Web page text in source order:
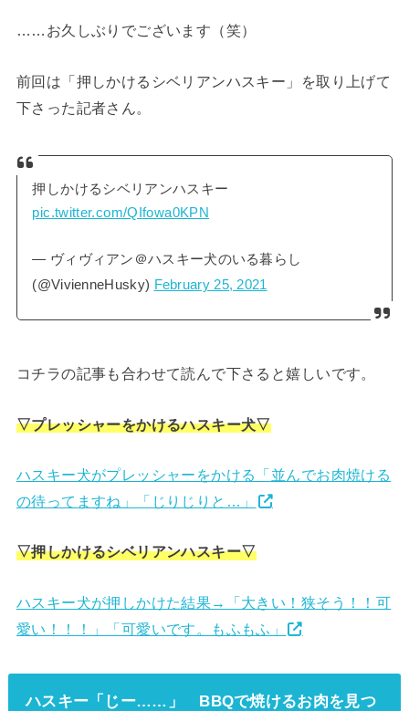
……お久しぶりでございます（笑）
前回は「押しかけるシベリアンハスキー」を取り上げて
下さった記者さん。
押しかけるシベリアンハスキー
pic.twitter.com/QIfowa0KPN
— ヴィヴィアン＠ハスキー犬のいる暮らし
(@VivienneHusky) February 25, 2021
コチラの記事も合わせて読んで下さると嬉しいです。
▽プレッシャーをかけるハスキー犬▽
ハスキー犬がプレッシャーをかける「並んでお肉焼ける
の待ってますね」「じりじりと…」
▽押しかけるシベリアンハスキー▽
ハスキー犬が押しかけた結果→「大きい！狭そう！！可
愛い！！！」「可愛いです。もふもふ」
ハスキー「じー……」 BBQで焼けるお肉を見つ